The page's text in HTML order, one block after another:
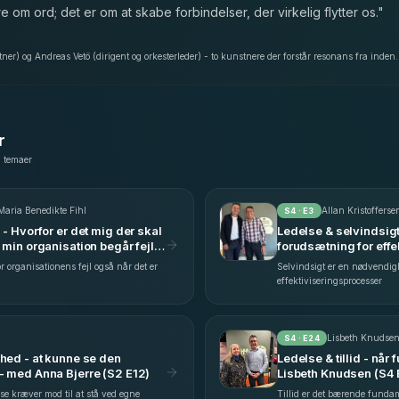
om ord; det er om at skabe forbindelser, der virkelig flytter os."
og Andreas Vetö (dirigent og orkesterleder) - to kunstnere der forstår resonans fra inden.
temaer
Benedikte Fihl
Hvorfor er det mig der skal
organisation begår fejl?
Maria Benedikte Fihl (S4
organisationens fejl også når det er
S4 · E3 Allan
Ledelse &
forudsætning for
Kristoffersen (S4 E3)
Selvindsigt er en
effektiviseringsprocesser
- at kunne se den
Anna Bjerre (S2 E12)
kræver mod til at stå ved egne
S4 · E24 Lisbeth Knudsen
Ledelse & tillid - når
Lisbeth Knudsen (S4
Tillid er det bærende